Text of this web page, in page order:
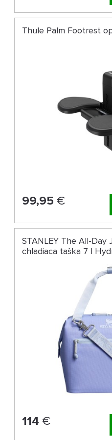
Thule Palm Footrest
99,95 €
STANLEY The All-Day
chladiaca taška 7 l
114 €